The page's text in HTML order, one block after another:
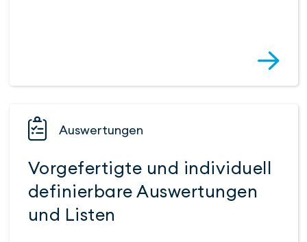
Auswer­tungen
Vorgefertigte und in­di­viduell
de­fi­nier­bare Aus­wer­tungen
und Listen